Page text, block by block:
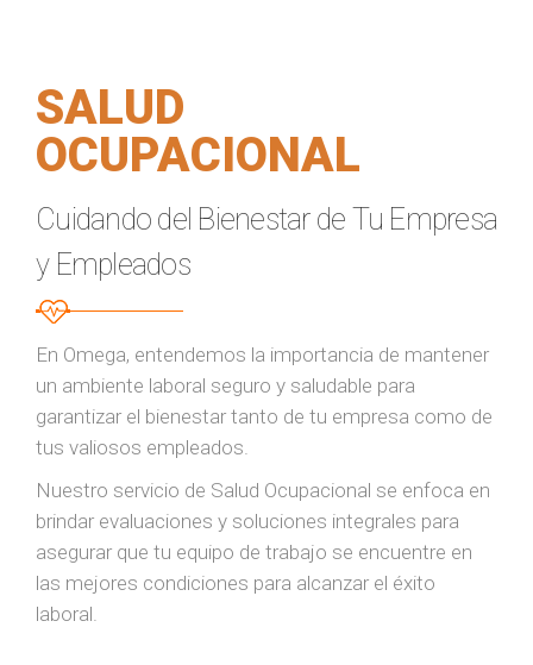
SALUD
OCUPACIONAL
Cuidando del Bienestar de Tu Empresa
y Empleados
En Omega, entendemos la importancia de mantener
un ambiente laboral seguro y saludable para
garantizar el bienestar tanto de tu empresa como de
tus valiosos empleados.
Nuestro servicio de Salud Ocupacional se enfoca en
brindar evaluaciones y soluciones integrales para
asegurar que tu equipo de trabajo se encuentre en
las mejores condiciones para alcanzar el éxito
laboral.